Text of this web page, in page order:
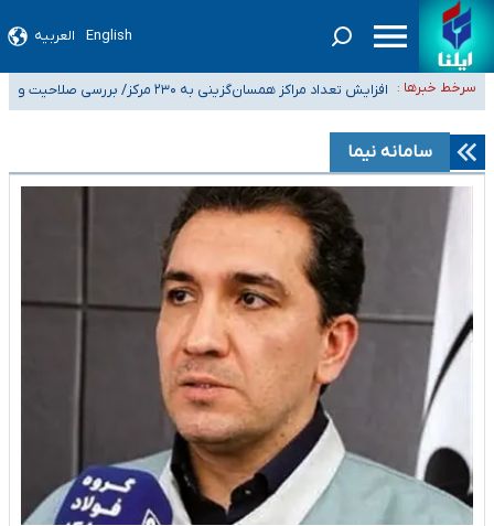
English العربیه
سرخط خبرها :
ضرورت آموزش حریم خصوصی در فضای آنلاین در مدارس/ هزینه‌های سنگین
اجتماعی انتشار تصاویر خصوصی برای قربانیان/ سوءاستفاده مجرمان از ترس
رسوایی
افزایش تعداد مراکز همسان‌گزینی به ۲۳۰ مرکز/ بررسی صلاحیت و
نظارت‌ها به سازمان تبلیغات واگذار شده است
۴۰ تا ۵۰ روز گرمای نسبی در پیش داریم/ دمای تهران به ۳۸ درجه می‌رسد
هستیم، اما هنوز پاسخ مشخصی نگرفته‌ایم
تعویق آزمون ورودی دکترای تخصصی فرماندهی صحنه عملیات و دکترای
تخصصی جغرافیای نظامی دافوس آجا
سامانه نیما